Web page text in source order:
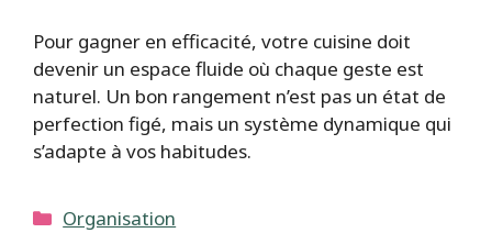
Pour gagner en efficacité, votre cuisine doit
devenir un espace fluide où chaque geste est
naturel. Un bon rangement n’est pas un état de
perfection figé, mais un système dynamique qui
s’adapte à vos habitudes.
Catégories
Organisation